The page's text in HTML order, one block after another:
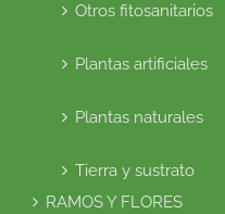
Otros fitosanitarios
Plantas artificiales
Plantas naturales
Tierra y sustrato
RAMOS Y FLORES